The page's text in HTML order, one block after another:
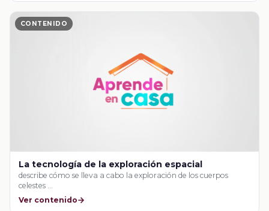
CONTENIDO
La tecnología de la exploración espacial
describe cómo se lleva a cabo la exploración de los cuerpos
celestes …
Ver contenido